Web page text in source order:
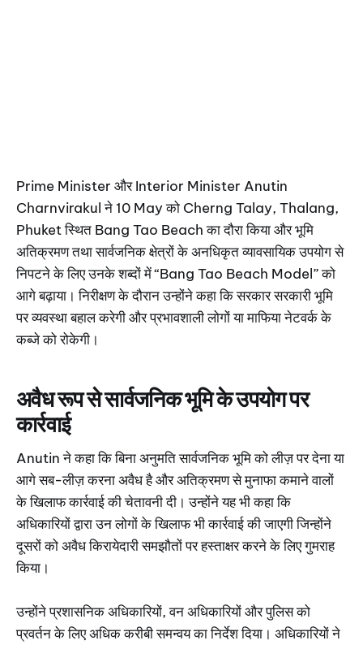
Prime Minister और Interior Minister Anutin
Charnvirakul ने 10 May को Cherng Talay, Thalang,
Phuket स्थित Bang Tao Beach का दौरा किया और भूमि
अतिक्रमण तथा सार्वजनिक क्षेत्रों के अनधिकृत व्यावसायिक उपयोग से
निपटने के लिए उनके शब्दों में “Bang Tao Beach Model” को
आगे बढ़ाया। निरीक्षण के दौरान उन्होंने कहा कि सरकार सरकारी भूमि
पर व्यवस्था बहाल करेगी और प्रभावशाली लोगों या माफिया नेटवर्क के
कब्जे को रोकेगी।
अवैध रूप से सार्वजनिक भूमि के उपयोग पर
कार्रवाई
Anutin ने कहा कि बिना अनुमति सार्वजनिक भूमि को लीज़ पर देना या
आगे सब-लीज़ करना अवैध है और अतिक्रमण से मुनाफा कमाने वालों
के खिलाफ कार्रवाई की चेतावनी दी। उन्होंने यह भी कहा कि
अधिकारियों द्वारा उन लोगों के खिलाफ भी कार्रवाई की जाएगी जिन्होंने
दूसरों को अवैध किरायेदारी समझौतों पर हस्ताक्षर करने के लिए गुमराह
किया।
उन्होंने प्रशासनिक अधिकारियों, वन अधिकारियों और पुलिस को
प्रवर्तन के लिए अधिक करीबी समन्वय का निर्देश दिया। अधिकारियों ने